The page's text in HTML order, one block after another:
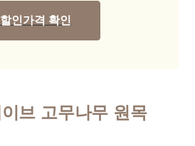
할인가격 확인
브 고무나무 원목